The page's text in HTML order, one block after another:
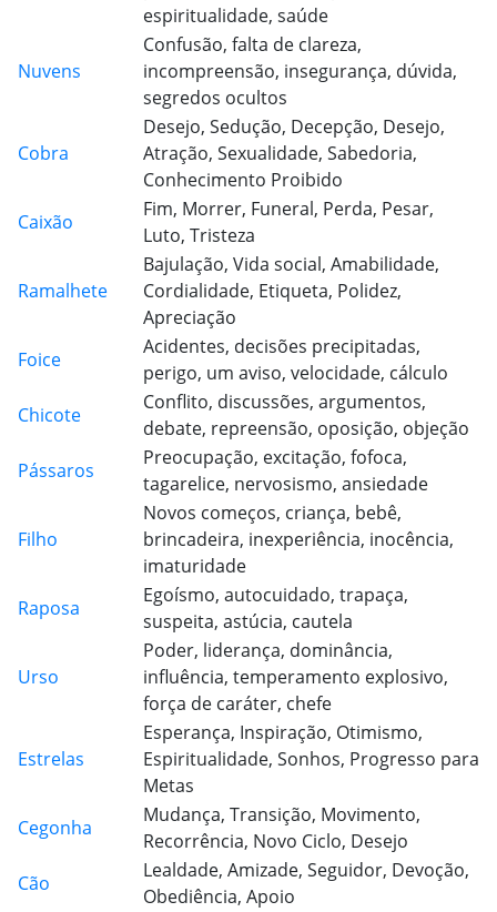
espiritualidade, saúde
Nuvens
Confusão, falta de clareza,
incompreensão, insegurança, dúvida,
segredos ocultos
Cobra
Desejo, Sedução, Decepção, Desejo,
Atração, Sexualidade, Sabedoria,
Conhecimento Proibido
Caixão
Fim, Morrer, Funeral, Perda, Pesar,
Luto, Tristeza
Ramalhete
Bajulação, Vida social, Amabilidade,
Cordialidade, Etiqueta, Polidez,
Apreciação
Foice
Acidentes, decisões precipitadas,
perigo, um aviso, velocidade, cálculo
Chicote
Conflito, discussões, argumentos,
debate, repreensão, oposição, objeção
Pássaros
Preocupação, excitação, fofoca,
tagarelice, nervosismo, ansiedade
Filho
Novos começos, criança, bebê,
brincadeira, inexperiência, inocência,
imaturidade
Raposa
Egoísmo, autocuidado, trapaça,
suspeita, astúcia, cautela
Urso
Poder, liderança, dominância,
influência, temperamento explosivo,
força de caráter, chefe
Estrelas
Esperança, Inspiração, Otimismo,
Espiritualidade, Sonhos, Progresso para
Metas
Cegonha
Mudança, Transição, Movimento,
Recorrência, Novo Ciclo, Desejo
Cão
Lealdade, Amizade, Seguidor, Devoção,
Obediência, Apoio